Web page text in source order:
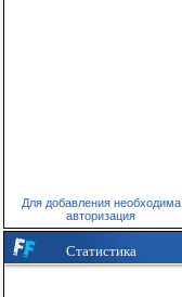
Для добавления необходима
авторизация
Статистика